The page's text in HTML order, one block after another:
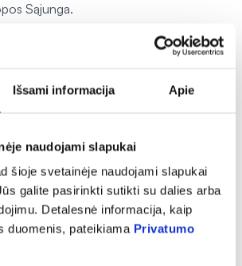
Išsami informacija Apie
naudojami slapukai
šioje svetainėje naudojami slapukai
galite pasirinkti sutikti su dalies arba
Detalesnė informacija, kaip
duomenis, pateikiama Privatumo
Sąjunga.
prekės aprašyme